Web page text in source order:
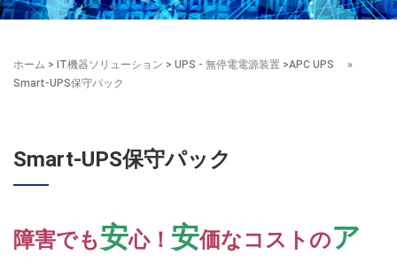
ホーム > IT機器ソリューション > UPS - 無停電電源装置 >APC UPS
»
Smart-UPS保守パック
Smart-UPS保守パック
障害でも安心！ 安価なコストのア